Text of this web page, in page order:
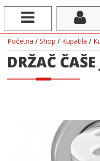
Početna / Shop / Kupatila /
DRŽAČ